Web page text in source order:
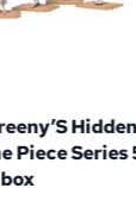
Hidden
Piece Series 5